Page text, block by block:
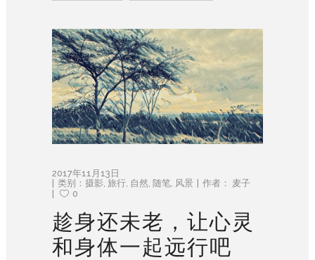
2017年11月13日
类别： 摄影 旅行 自然 随笔 风景 作者： 麦子
0
趁身还未老，让心灵
和身体一起远行吧